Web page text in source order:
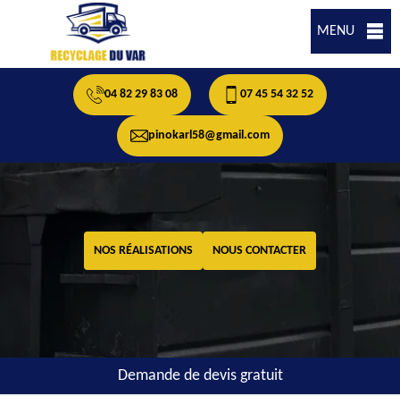
MENU
04 82 29 83 08 07 45 54 32 52
pinokarl58@gmail.com
NOS RÉALISATIONS NOUS CONTACTER
Demande de devis gratuit